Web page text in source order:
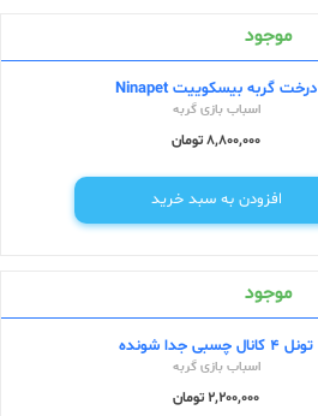
موجود
درخت گربه بیسکوییت Ninapet
اسباب بازی گربه
8,800,000 تومان
افزودن به سبد خرید
موجود
تونل 4 کانال چسبی جدا شونده
اسباب بازی گربه
2,200,000 تومان